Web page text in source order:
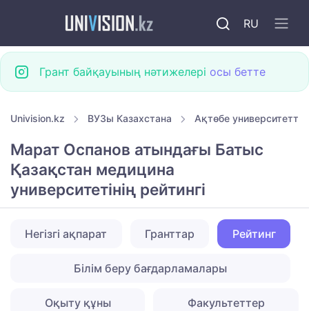
RU
Грант байқауының нәтижелері осы бетте
Univision.kz ВУЗы Казахстана Ақтөбе
Марат Оспанов атындағы Батыс
Қазақстан медицина
университетінің рейтингі
Негізгі ақпарат Гранттар Рейтинг
Білім беру бағдарламалары
Оқыту құны Факультеттер